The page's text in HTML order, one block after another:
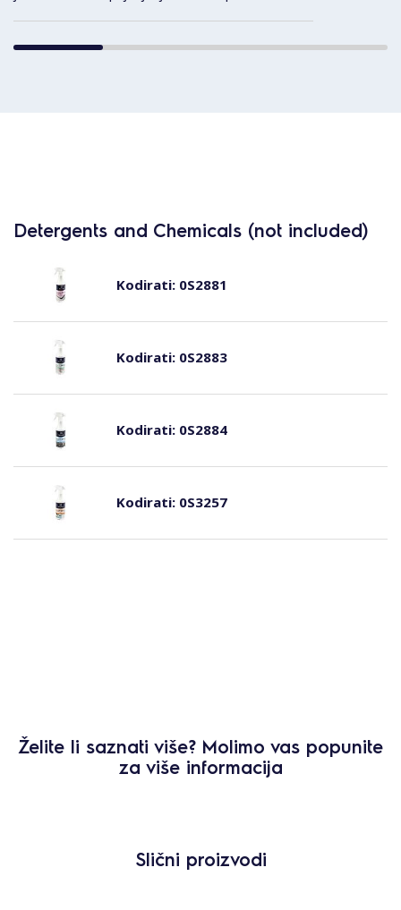
Detergents and Chemicals (not included)
Kodirati:0S2881
Kodirati:0S2883
Kodirati:0S2884
Kodirati:0S3257
Želite li saznati više? Molimo vas popunite
za više informacija
Slični proizvodi